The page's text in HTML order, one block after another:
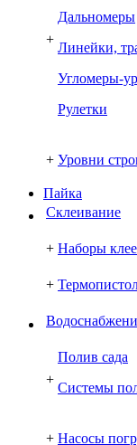
+
Дальномеры
Линейки,
Угломеры-
Рулетки
+ Уровни
Пайка
Склеивание
+ Наборы
+
+
Полив сада
Системы
+ Насосы